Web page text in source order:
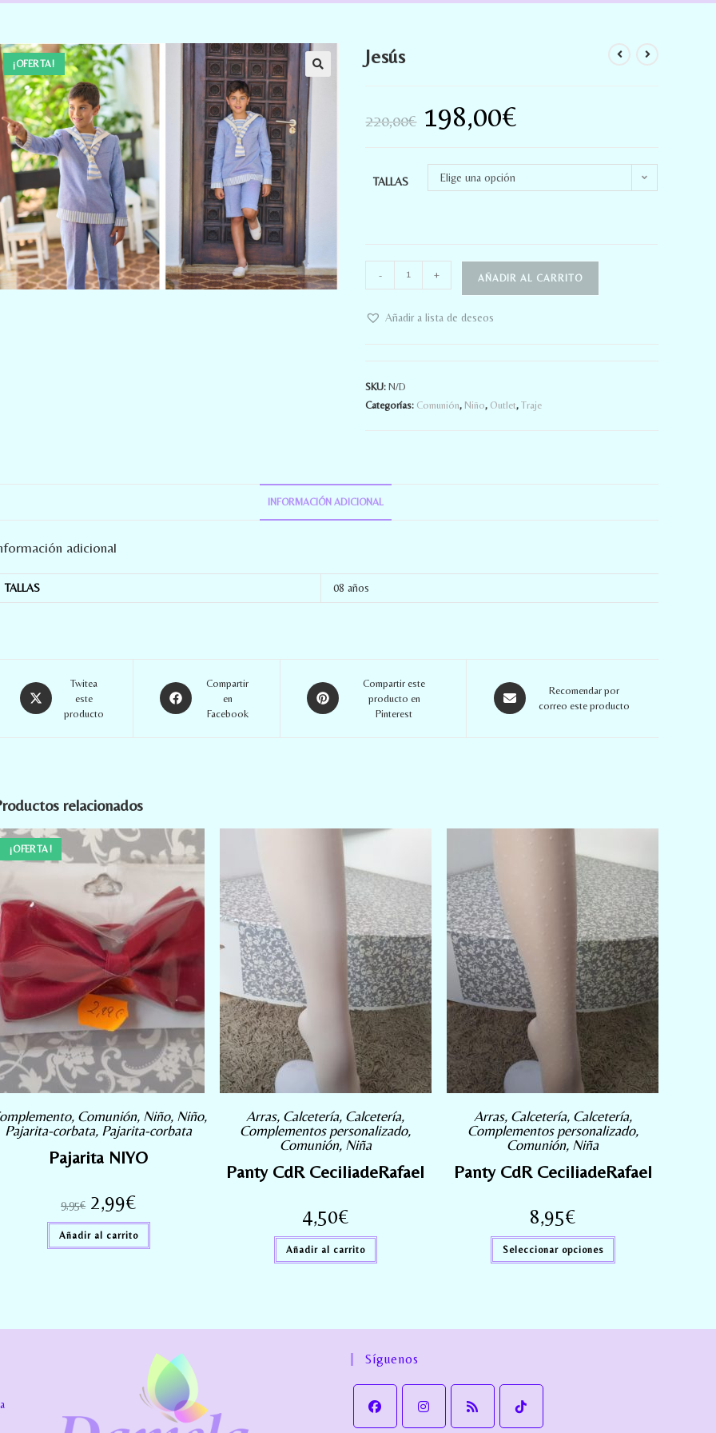
¡OFERTA! Jesús
220,00€ 198,00€
TALLAS Elige una opción
- + AÑADIR AL CARRITO
Añadir a lista de deseos
SKU:N/D
Categorías: Comunión, Niño, Outlet,Traje
INFORMACIÓN ADICIONAL
adicional
TALLAS 08 años
Twitea
este
producto
Compartir
en
Facebook
Compartir este
producto en
Pinterest
Recomendar por
correo este producto
relacionados
¡OFERTA!
, Comunión, Niño, Niño,
Pajarita-corbata, Pajarita-corbata
Pajarita NIYO
9,95€ 2,99€
Añadir al carrito
Arras, Calcetería, Calcetería,
Complementos personalizado,
Comunión, Niña
Panty CdR CeciliadeRafael
4,50€
Añadir al carrito
Arras, Calcetería, Calcetería,
Complementos personalizado,
Comunión, Niña
Panty CdR CeciliadeRafael
8,95€
Seleccionar opciones
Síguenos